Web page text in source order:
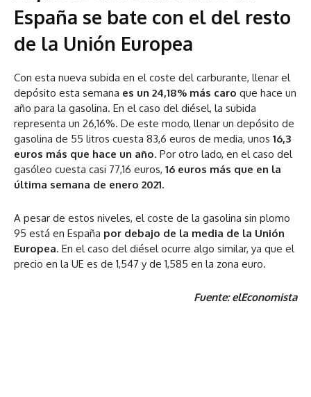
España se bate con el del resto
de la Unión Europea
Con esta nueva subida en el coste del carburante, llenar el
depósito esta semana es un 24,18% más caro que hace un
año para la gasolina. En el caso del diésel, la subida
representa un 26,16%. De este modo, llenar un depósito de
gasolina de 55 litros cuesta 83,6 euros de media, unos 16,3
euros más que hace un año. Por otro lado, en el caso del
gasóleo cuesta casi 77,16 euros, 16 euros más que en la
última semana de enero 2021.
A pesar de estos niveles, el coste de la gasolina sin plomo
95 está en España por debajo de la media de la Unión
Europea. En el caso del diésel ocurre algo similar, ya que el
precio en la UE es de 1,547 y de 1,585 en la zona euro.
Fuente: elEconomista